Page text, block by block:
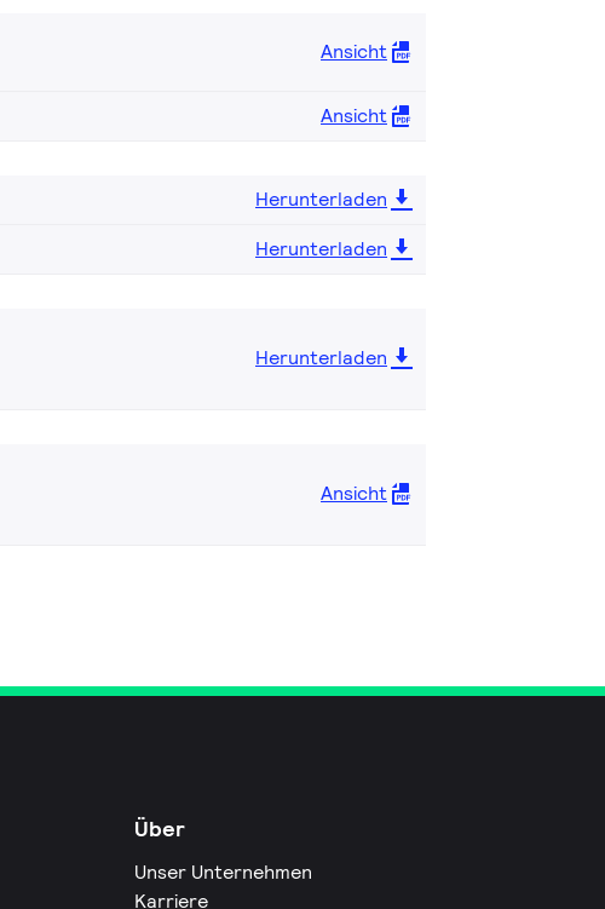
Ansicht
Ansicht
Herunterladen
Herunterladen
Herunterladen
Ansicht
Über
Unser Unternehmen
Karriere